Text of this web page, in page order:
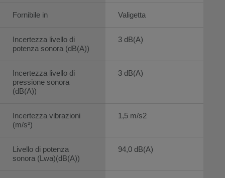
Fornibile in
Incertezza livello di
potenza sonora (dB(A))
Incertezza livello di
pressione sonora
(dB(A))
Incertezza vibrazioni
(m/s²)
Livello di potenza
sonora (Lwa)(dB(A))
Valigetta
3 dB(A)
3 dB(A)
1,5 m/s2
94,0 dB(A)